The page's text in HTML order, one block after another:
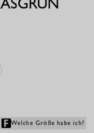
Welche Größe habe ich?